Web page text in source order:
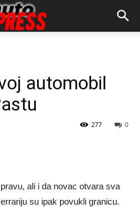
automobil
0
277
ali i da novac otvara sva
su ipak povukli granicu.